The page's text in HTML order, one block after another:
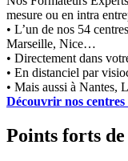
mesure ou en intra
• L’un de nos 54
Marseille, Nice…
• Directement dans
• En distanciel par
• Mais aussi à Nantes,
Découvrir nos
Points forts